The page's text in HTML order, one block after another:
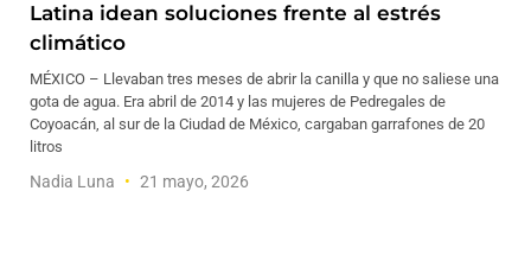
Latina idean soluciones frente al estrés
climático
MÉXICO – Llevaban tres meses de abrir la canilla y que no saliese una
gota de agua. Era abril de 2014 y las mujeres de Pedregales de
Coyoacán, al sur de la Ciudad de México, cargaban garrafones de 20
litros
Nadia Luna 21 mayo, 2026